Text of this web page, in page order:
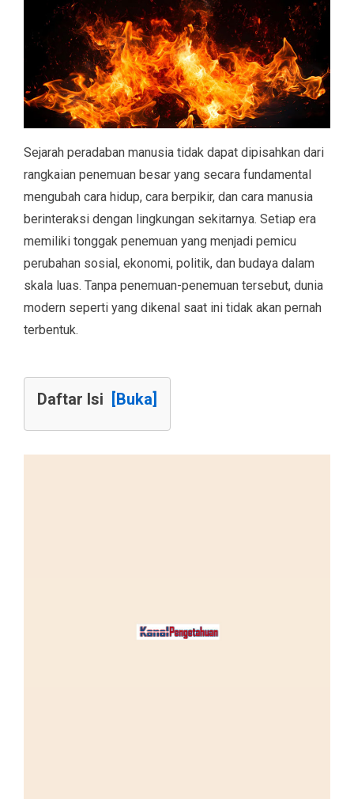
Sejarah peradaban manusia tidak dapat dipisahkan dari
rangkaian penemuan besar yang secara fundamental
mengubah cara hidup, cara berpikir, dan cara manusia
berinteraksi dengan lingkungan sekitarnya. Setiap era
memiliki tonggak penemuan yang menjadi pemicu
perubahan sosial, ekonomi, politik, dan budaya dalam
skala luas. Tanpa penemuan-penemuan tersebut, dunia
modern seperti yang dikenal saat ini tidak akan pernah
terbentuk.
Daftar Isi [Buka]